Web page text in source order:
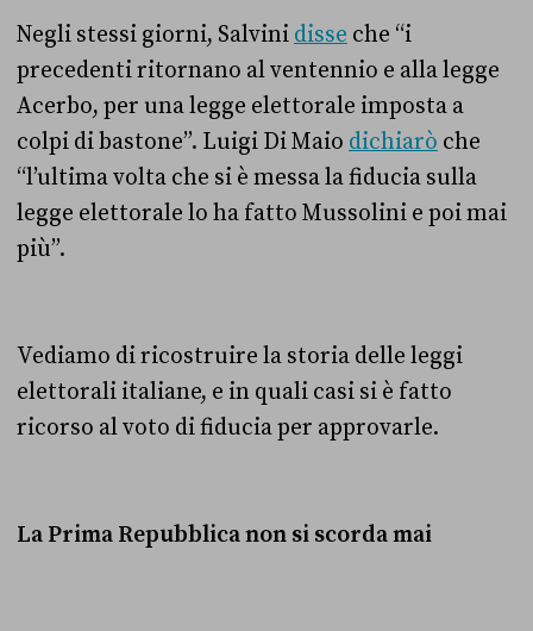
Negli stessi giorni, Salvini disse che “i
precedenti ritornano al ventennio e alla legge
Acerbo, per una legge elettorale imposta a
colpi di bastone”. Luigi Di Maio dichiarò che
“l’ultima volta che si è messa la fiducia sulla
legge elettorale lo ha fatto Mussolini e poi mai
più”.
Vediamo di ricostruire la storia delle leggi
elettorali italiane, e in quali casi si è fatto
ricorso al voto di fiducia per approvarle.
La Prima Repubblica non si scorda mai